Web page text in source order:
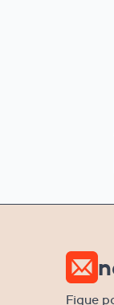
Fique